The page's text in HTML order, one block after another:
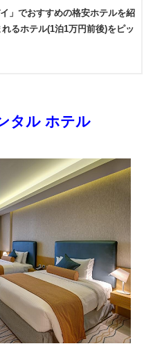
イ」でおすすめの格安ホテルを紹
るホテル(1泊1万円前後)をピッ
タル ホテル